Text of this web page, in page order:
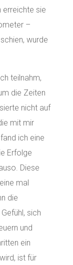
erreichte sie
–
wurde
teilnahm,
die Zeiten
nicht auf
mit mir
ich eine
Erfolge
Diese
mal
die
sich
und
ein
ist für